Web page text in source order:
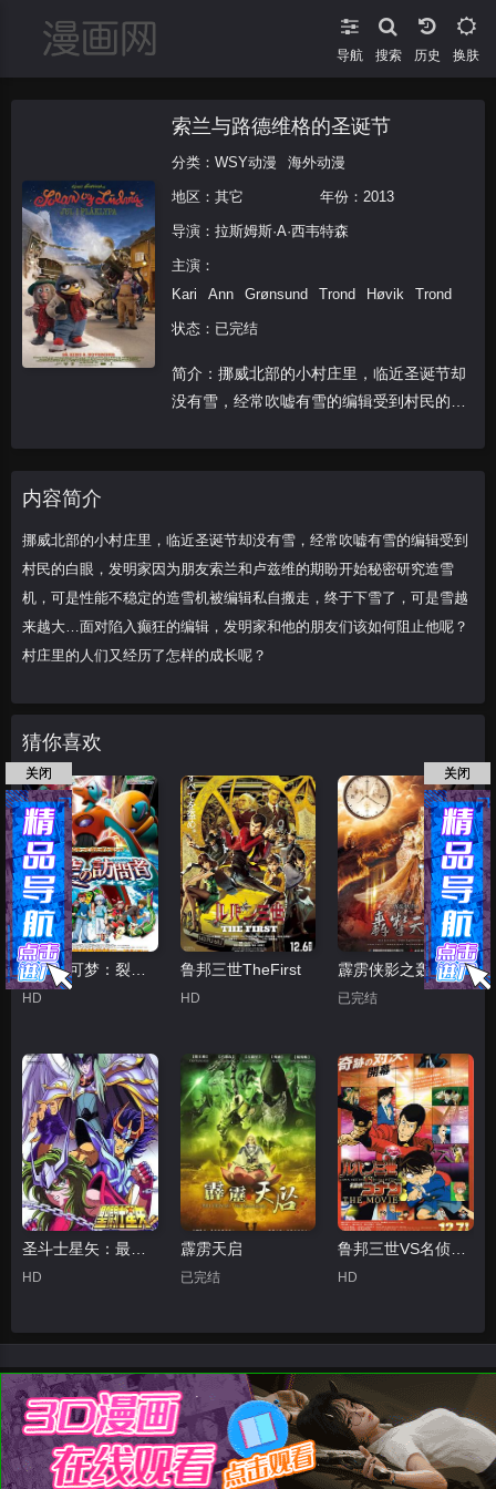
导航 搜索 换肤
索兰与路德维格的圣诞节
分类： WSY动漫 海外动漫
地区： 其它 年份： 2013
导演： 拉斯姆斯·A·西韦特森
主演：
Kari
Ann Grønsund Trond Høvik Trond
状态：已完结
简介：挪威北部的小村庄里，临近圣诞节却
没有雪，经常吹嘘有雪的编辑受到村民的白
内容简介
挪威北部的小村庄里，临近圣诞节却没有雪，经常吹嘘有雪的编辑受到
村民的白眼，发明家因为朋友索兰和卢兹维的期盼开始秘密研究造雪
机，可是性能不稳定的造雪机被编辑私自搬走，终于下雪了，可是雪越
来越大…面对陷入癫狂的编辑，发明家和他的朋友们该如何阻止他呢？
村庄里的人们又经历了怎样的成长呢？
猜你喜欢
精灵宝可梦：裂空的访问者代欧奇希斯国语
HD
鲁邦三世TheFirst
HD
霹雳侠影之轰掣天下
已完结
HD
霹雳天启
已完结 HD
关闭 关闭